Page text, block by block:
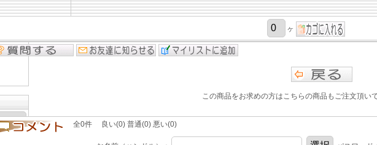
ヶ
この商品をお求めの方はこちらの商品もご注文頂い
全0件 良い(0) 普通(0) 悪い(0)